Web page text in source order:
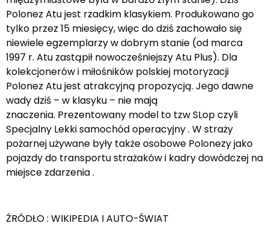
Polonez Atu jest rzadkim klasykiem. Produkowano go
tylko przez 15 miesięcy, więc do dziś zachowało się
niewiele egzemplarzy w dobrym stanie (od marca
1997 r. Atu zastąpił nowocześniejszy Atu Plus). Dla
kolekcjonerów i miłośników polskiej motoryzacji
Polonez Atu jest atrakcyjną propozycją. Jego dawne
wady dziś – w klasyku – nie mają
znaczenia. Prezentowany model to tzw SLop czyli
Specjalny Lekki samochód operacyjny . W straży
pożarnej używane były także osobowe Polonezy jako
pojazdy do transportu strażaków i kadry dowódczej na
miejsce zdarzenia .
ŹRÓDŁO : WIKIPEDIA I AUTO-ŚWIAT